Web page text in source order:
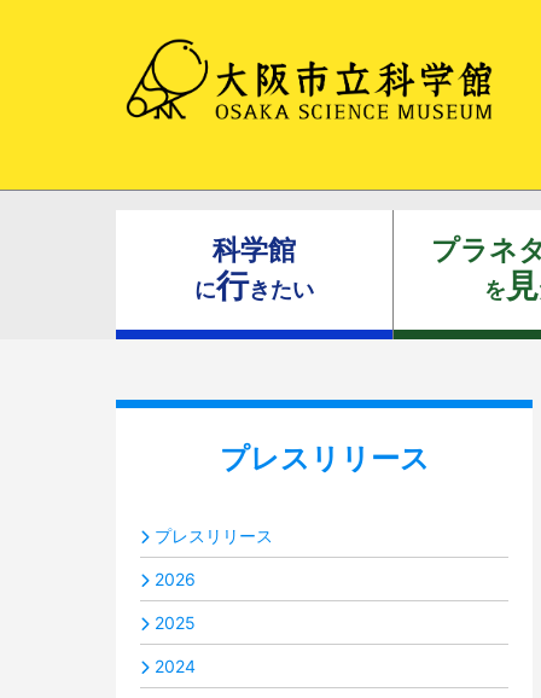
科学館
に行きたい
プラネ
を 見
プレスリリース
プレスリリース
2026
2025
2024